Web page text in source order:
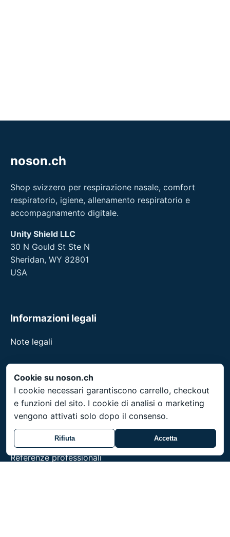
noson.ch
Shop svizzero per respirazione nasale, comfort
respiratorio, igiene, allenamento respiratorio e
accompagnamento digitale.
Unity Shield LLC
30 N Gould St Ste N
Sheridan, WY 82801
USA
Informazioni legali
Note legali
Servizio
Spedizione in tutta la Svizzera. Prezzi in CHF. Articoli
su ordinazione con tempi di consegna di 3-4
Referenze professionali
Cookie su noson.ch
I cookie necessari garantiscono carrello, checkout
e funzioni del sito. I cookie di analisi o marketing
vengono attivati solo dopo il consenso.
Rifiuta Accetta